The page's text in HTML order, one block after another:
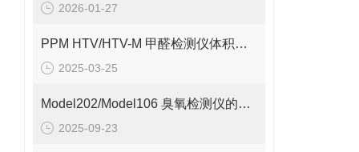
2026-01-27
PPM HTV/HTV-M 甲醛检测仪体积小巧、重量轻便
2025-03-25
Model202/Model106 臭氧检测仪的基本工作原理解析
2025-09-23